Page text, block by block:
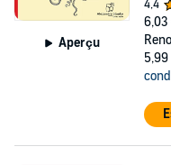
Aperçu
4,4
6,03